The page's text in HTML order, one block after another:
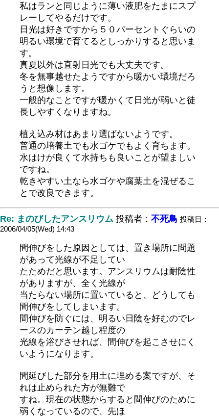
私はランと同じように薄い液肥をたまにスプ
レーしてやるだけです。
日光は好きですから５０パーセントぐらいの
明るい環境で育てるとしっかりすると思いま
す。
真夏以外は直射日光でも大丈夫です。
冬を無事越せたようですから暖かい環境だろ
うと想像します。
一般的なことですが暖かくて日光が弱いと徒
長しやすくなりますね。
植え込み材はあまり選ばないようです。
普通の培養土でも水ゴケでもよく育ちます。
水はけが良くて水持ちも良いことが望ましい
ですね。
乾きやすい土なら水ゴケや腐葉土を混ぜるこ
とで改良できます。
Re: まのびしたアンスリウム 投稿者： 不死鳥 投稿日：
2006/04/05(Wed) 14:43
間伸びをした原因としては、置き場所に問題
があって光線が不足してい
たためだと思います。アンスリウムは耐陰性
がありますが、全く光線が
当たらない場所に置いていると、どうしても
間伸びをしてしまいます。
間伸びを防ぐには、明るい日陰を好むのでレ
ースのカーテン越し程度の
光線を浴びさせれば、間伸びを起こさせにく
いようになります。
間延びした部分を用土に埋める案ですが、そ
れは止められた方が無難で
すね。現在の状態からすると間伸びのために
弱くなっているので、先ほ